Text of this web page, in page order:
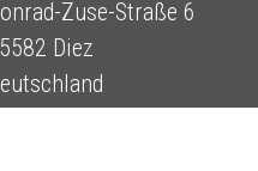
Zuse-Straße 6
Diez